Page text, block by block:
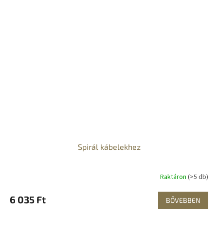
Spirál kábelekhez
Raktáron (>5 db)
6 035 Ft BŐVEBBEN